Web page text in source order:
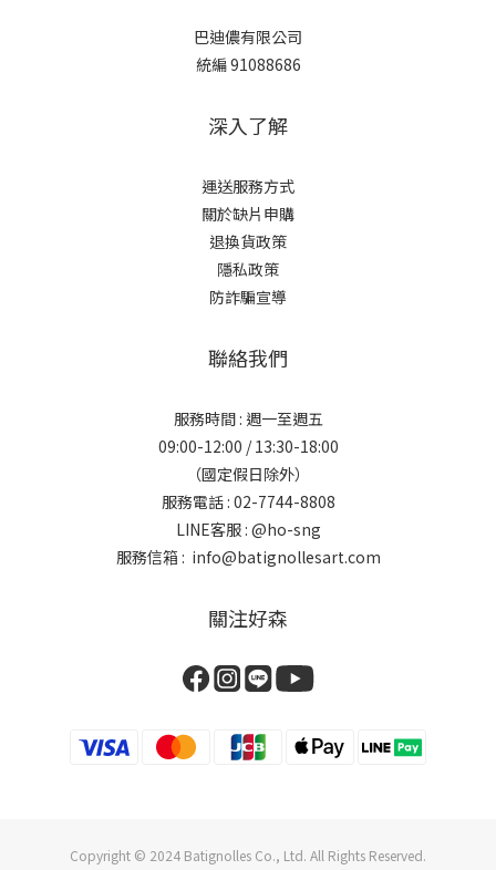
巴迪儂有限公司
統編 91088686
深入了解
運送服務方式
關於缺片申購
退換貨政策
隱私政策
防詐騙宣導
聯絡我們
服務時間 : 週一至週五
09:00-12:00 / 13:30-18:00
（國定假日除外）
服務電話 : 02-7744-8808
LINE客服 : @ho-sng
服務信箱 : info@batignollesart.com
關注好森
Copyright © 2024 Batignolles Co., Ltd. All Rights Reserved.